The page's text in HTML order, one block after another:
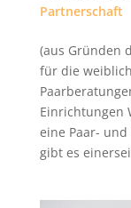
Partnerschaft
(aus Gründen
für die
Einrichtungen
eine Paar-
gibt es